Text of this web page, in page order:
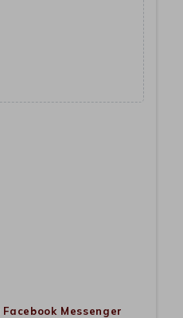
Facebook Messenger